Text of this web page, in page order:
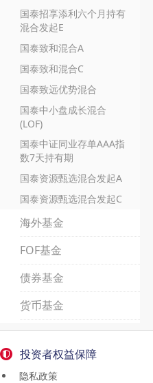
国泰招享添利六个月持有
混合发起E
国泰致和混合A
国泰致和混合C
国泰致远优势混合
国泰中小盘成长混合
(LOF)
国泰中证同业存单AAA指
数7天持有期
国泰资源甄选混合发起A
国泰资源甄选混合发起C
海外基金
FOF基金
债券基金
货币基金
投资者权益保障
隐私政策